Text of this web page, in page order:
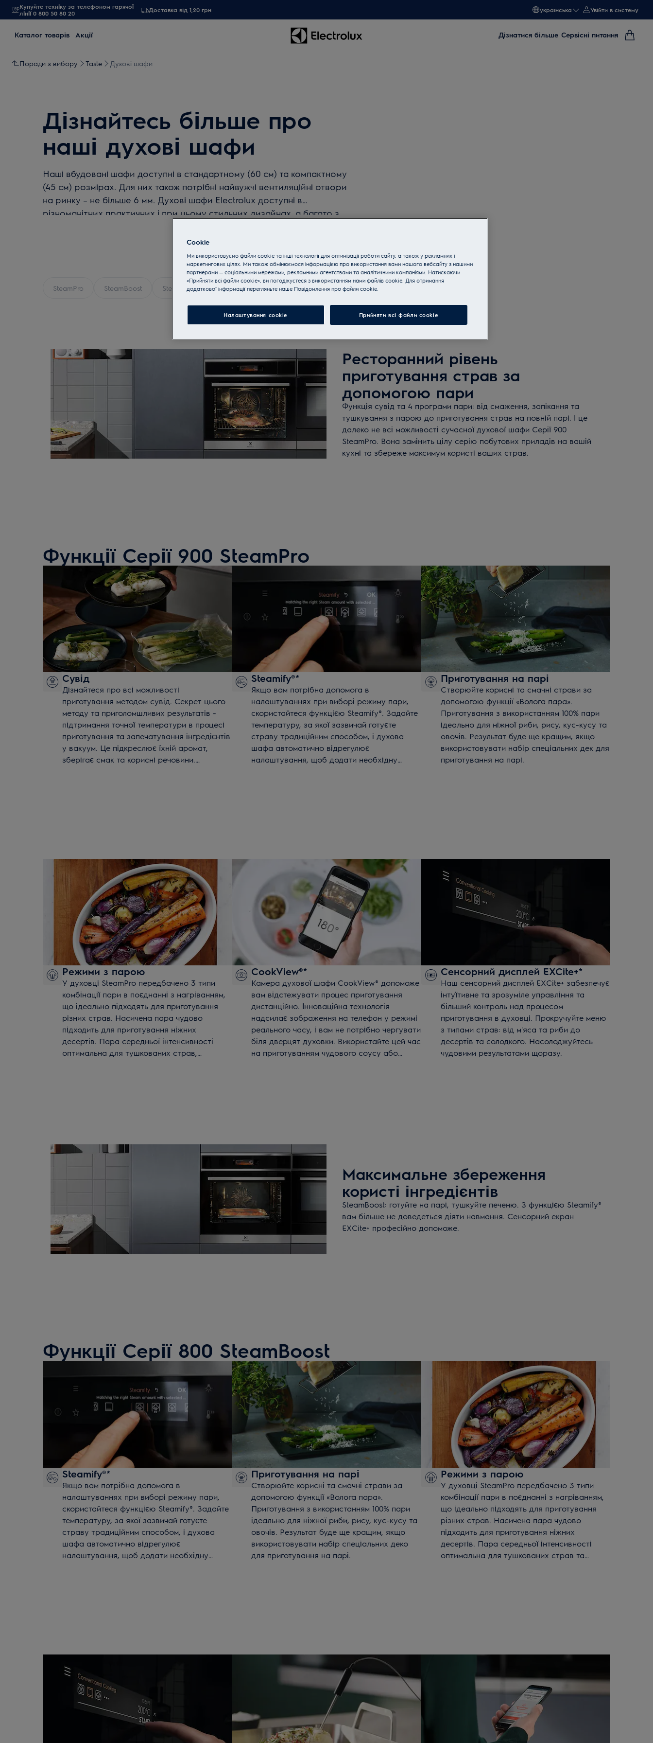
Купуйте техніку за телефоном гарячої
лінії 0 800 50 80 20
Доставка від 1,20 грн українська Увійти в систему
Каталог товарів Акції Дізнатися більше Сервісні питання
Поради з вибору Taste Дузові шафи
Дізнайтесь більше про
наші духові шафи
Наші вбудовані шафи доступні в стандартному (60 см) та компактному
(45 см) розмірах. Для них також потрібні найвужчі вентиляційні отвори
на ринку – не більше 6 мм. Духові шафи Electrolux доступні в
різноманітних практичних і при цьому стильних дизайнах, а багато з
більш здорового приготування їжі.
SteamPro SteamBoost SteamCrisp® SteamBake SurroundCook® Огляд серії
Ресторанний рівень
приготування страв за
допомогою пари
Функція сувід та 4 програми пари: від смаження, запікання та
тушкування з парою до приготування страв на повній парі. І це
далеко не всі можливості сучасної духової шафи Серії 900
SteamPro. Вона замінить цілу серію побутових приладів на вашій
кухні та збереже максимум користі ваших страв.
Функції Серії 900 SteamPro
Сувід
Дізнайтеся про всі можливості
приготування методом сувід. Секрет цього
методу та приголомшливих результатів -
підтримання точної температури в процесі
приготування та запечатування інгредієнтів
у вакуум. Це підкреслює їхній аромат,
зберігає смак та корисні речовини.
Steamify®*
Якщо вам потрібна допомога в
налаштуваннях при виборі режиму пари,
скористайтеся функцією Steamify®. Задайте
температуру, за якої зазвичай готуєте
страву традиційним способом, і духова
шафа автоматично відрегулює
налаштування, щоб додати необхідну
Приготування на парі
Створюйте корисні та смачні страви за
допомогою функції «Волога пара».
Приготування з використанням 100% пари
ідеально для ніжної риби, рису, кус-кусу та
овочів. Результат буде ще кращим, якщо
використовувати набір спеціальних дек для
приготування на парі.
Режими з парою
У духовці SteamPro передбачено 3 типи
комбінації пари в поєднанні з нагріванням,
що ідеально підходять для приготування
різних страв. Насичена пара чудово
підходить для приготування ніжних
десертів. Пара середньої інтенсивності
оптимальна для тушкованих страв,
CookView®*
Камера духової шафи CookView® допоможе
вам відстежувати процес приготування
дистанційно. Інноваційна технологія
надсилає зображення на телефон у режимі
реального часу, і вам не потрібно чергувати
біля дверцят духовки. Використайте цей час
на приготуванням чудового соусу або
Сенсорний дисплей EXCite+*
Наш сенсорний дисплей EXCite+ забезпечує
інтуїтивне та зрозуміле управління та
більший контроль над процесом
приготування в духовці. Прокручуйте меню
з типами страв: від м'яса та риби до
десертів та солодкого. Насолоджуйтесь
чудовими результатами щоразу.
Максимальне збереження
користі інгредієнтів
SteamBoost: готуйте на парі, тушкуйте печеню. З функцією Steamify®
вам більше не доведеться діяти навмання. Сенсорний екран
EXCite+ професійно допоможе.
Функції Серії 800 SteamBoost
Steamify®*
Якщо вам потрібна допомога в
налаштуваннях при виборі режиму пари,
скористайтеся функцією Steamify®. Задайте
температуру, за якої зазвичай готуєте
страву традиційним способом, і духова
шафа автоматично відрегулює
налаштування, щоб додати необхідну
Приготування на парі
Створюйте корисні та смачні страви за
допомогою функції «Волога пара».
Приготування з використанням 100% пари
ідеально для ніжної риби, рису, кус-кусу та
овочів. Результат буде ще кращим, якщо
використовувати набір спеціальних деко
для приготування на парі.
Режими з парою
У духовці SteamPro передбачено 3 типи
комбінації пари в поєднанні з нагріванням,
що ідеально підходять для приготування
різних страв. Насичена пара чудово
підходить для приготування ніжних
десертів. Пара середньої інтенсивності
оптимальна для тушкованих страв та
Cookie
Ми використовуємо файли cookie та інші технології для оптимізації роботи сайту, а також у рекламних і
маркетингових цілях. Ми також обмінюємося інформацією про використання вами нашого вебсайту з нашими
партнерами — соціальними мережами, рекламними агентствами та аналітичними компаніями. Натискаючи
«Прийняти всі файли cookie», ви погоджуєтеся з використанням нами файлів cookie. Для отримання
додаткової інформації перегляньте наше Пoвідомлення прo файли cookie.
Налаштування cookie Прийняти всі файли сookie